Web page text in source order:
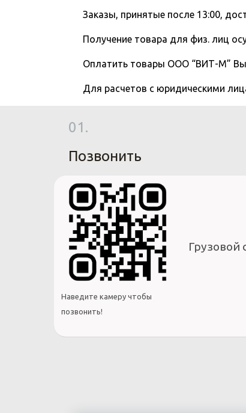
Заказы, принятые после 13:00,
Получение товара для физ. лиц
Оплатить товары ООО “ВИТ-М”
Для расчетов с юридическими
01.
Позвонить
Наведите камеру чтобы
позвонить!
Грузовой